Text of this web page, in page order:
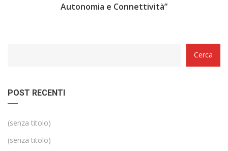
Autonomia e Connettività”
Cerca
POST RECENTI
(senza titolo)
(senza titolo)